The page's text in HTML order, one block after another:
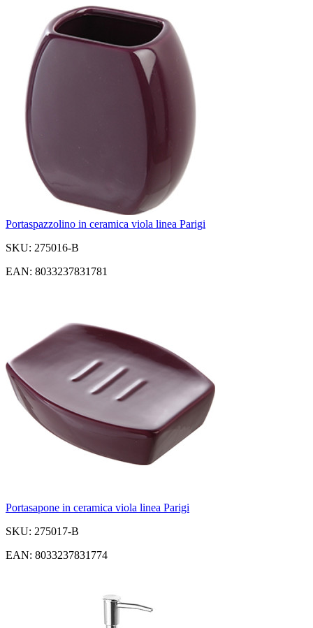
Portaspazzolino in ceramica viola linea Parigi
SKU: 275016-B
EAN: 8033237831781
Portasapone in ceramica viola linea Parigi
SKU: 275017-B
EAN: 8033237831774